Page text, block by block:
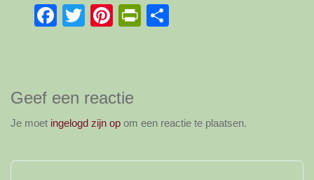
Facebook
TwitterPinterest
PrintFriendly
Geef een reactie
Je moet ingelogd zijn op om een reactie te plaatsen.